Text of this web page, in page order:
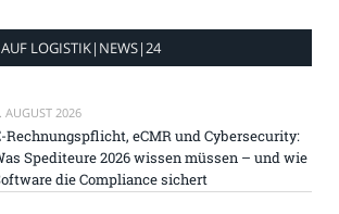
AUF LOGISTIK|NEWS|24
AUGUST 2026
Rechnungspflicht, eCMR und Cybersecurity:
Spediteure 2026 wissen müssen – und wie
die Compliance sichert